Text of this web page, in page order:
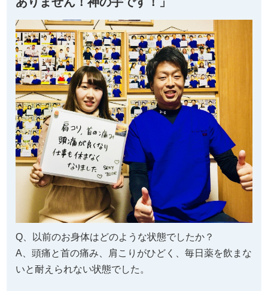
Q、以前のお身体はどのような状態でしたか？
A、頭痛と首の痛み、肩こりがひどく、毎日薬を飲まな
いと耐えられない状態でした。